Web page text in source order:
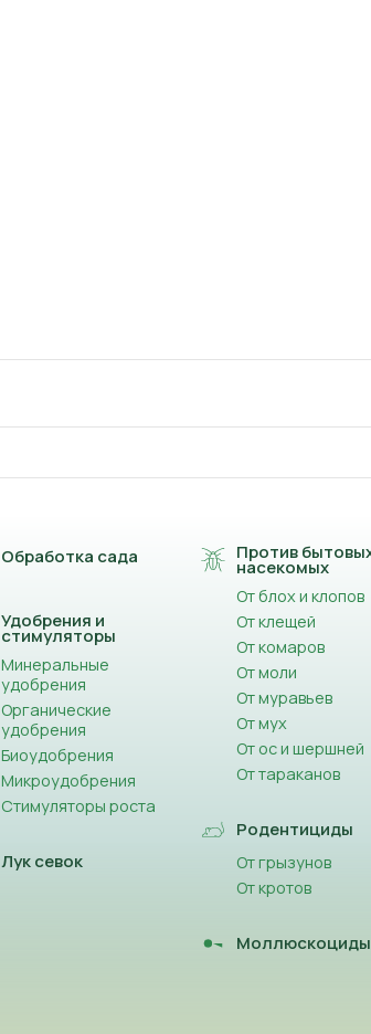
Обработка сада
Удобрения и
стимуляторы
Минеральные
удобрения
Органические
удобрения
Биоудобрения
Микроудобрения
Стимуляторы роста
Лук севок
Против
насекомых
От блох и клопов
От клещей
От комаров
От моли
От муравьев
От мух
От ос и шершней
От тараканов
Родентициды
От грызунов
От кротов
Моллюскоциды